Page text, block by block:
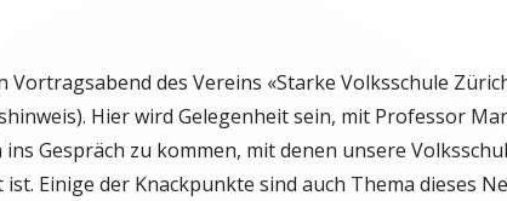
des Vereins «Starke Volksschule
Hier wird Gelegenheit sein, mit Professor
Gespräch zu kommen, mit denen unsere
Einige der Knackpunkte sind auch Thema dieses